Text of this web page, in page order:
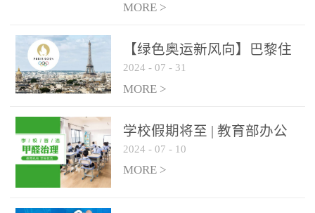
MORE >
【绿色奥运新风向】巴黎住
宿风波：优吸环保共建健康
绿色家居
2024 - 07 - 31
MORE >
学校假期将至 | 教育部办公
厅关于加强学校新建校舍室
内空气质量管理通知
2024 - 07 - 10
MORE >